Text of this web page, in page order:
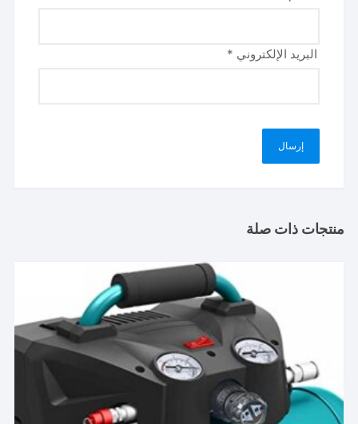
البريد الإلكتروني *
منتجات ذات صلة